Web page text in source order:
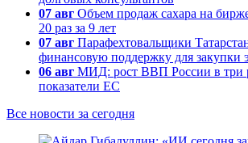
07 авг Объем продаж сахара на
20 раз за 9 лет
07 авг Парафехтовальщики
финансовую поддержку для закупки
06 авг МИД: рост ВВП России в три
показатели ЕС
Все новости за сегодня